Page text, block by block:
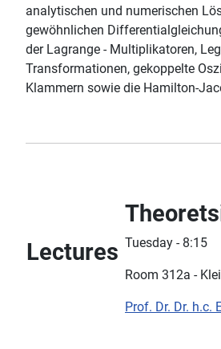
analytischen und numerischen
gewöhnlichen
der Lagrange - Multiplikatoren,
Transformationen, gekoppelte
Klammern sowie die Hamilton-
Lectures Tuesday - 8:15
Room 312a -
Prof. Dr. Dr. h.c.